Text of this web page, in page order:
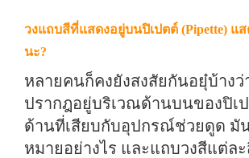
วงแถบสีที่แสดงอยู่บนปิเปตต์ (Pipette) แ
นะ?
หลายคนก็คงยังสงสัยกันอยุ๋บ้างว่
ปรากฎอยู่บริเวณด้านบนของปิเ
ด้านที่เสียบกับอุปกรณ์ช่วยดูด มั
หมายอย่างไร และแถบวงสีแต่ล